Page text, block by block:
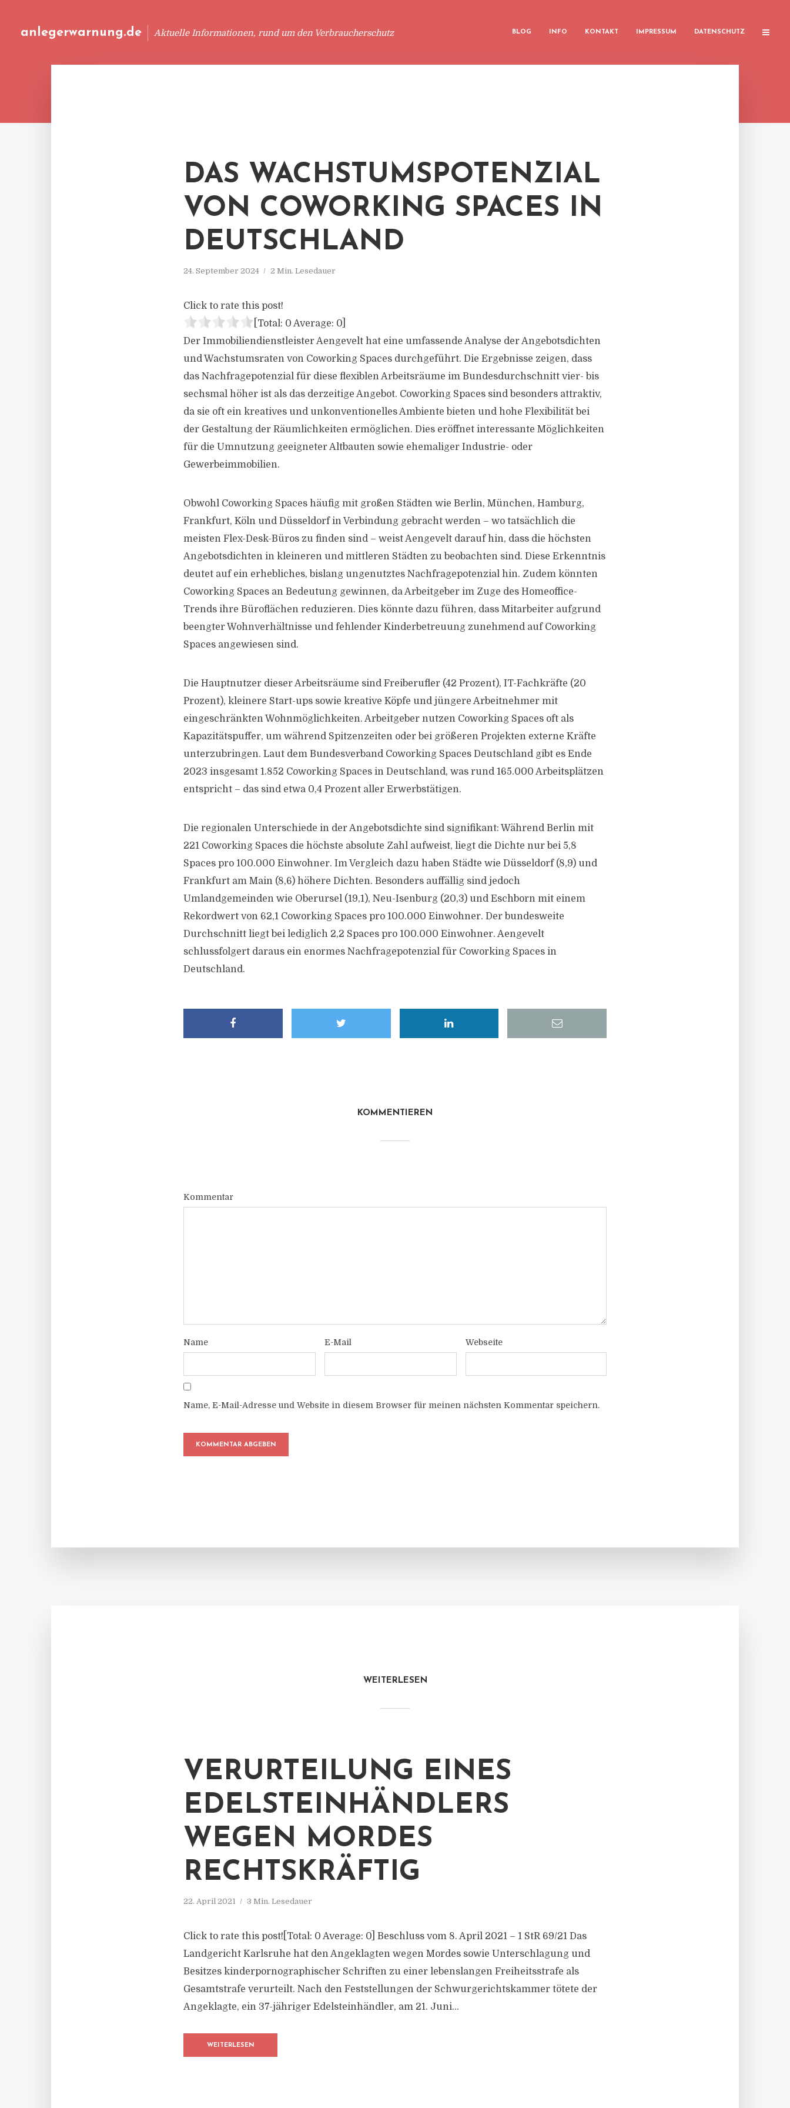
anlegerwarnung.de Aktuelle Informationen, rund um den Verbraucherschutz BLOG INFO KONTAKT IMPRESSUM DATENSCHUTZ
DAS WACHSTUMSPOTENZIAL
VON COWORKING SPACES IN
DEUTSCHLAND
24. September 2024 2 Min. Lesedauer
Click to rate this post!
[Total: 0 Average: 0
Der Immobiliendienstleister Aengevelt hat eine umfassende Analyse der Angebotsdichten
und Wachstumsraten von Coworking Spaces durchgeführt. Die Ergebnisse zeigen, dass
das Nachfragepotenzial für diese flexiblen Arbeitsräume im Bundesdurchschnitt vier- bis
sechsmal höher ist als das derzeitige Angebot. Coworking Spaces sind besonders attraktiv,
da sie oft ein kreatives und unkonventionelles Ambiente bieten und hohe Flexibilität bei
der Gestaltung der Räumlichkeiten ermöglichen. Dies eröffnet interessante Möglichkeiten
für die Umnutzung geeigneter Altbauten sowie ehemaliger Industrie- oder
Gewerbeimmobilien.
Obwohl Coworking Spaces häufig mit großen Städten wie Berlin, München, Hamburg,
Frankfurt, Köln und Düsseldorf in Verbindung gebracht werden – wo tatsächlich die
meisten Flex-Desk-Büros zu finden sind – weist Aengevelt darauf hin, dass die höchsten
Angebotsdichten in kleineren und mittleren Städten zu beobachten sind. Diese Erkenntnis
deutet auf ein erhebliches, bislang ungenutztes Nachfragepotenzial hin. Zudem könnten
Coworking Spaces an Bedeutung gewinnen, da Arbeitgeber im Zuge des Homeoffice-
Trends ihre Büroflächen reduzieren. Dies könnte dazu führen, dass Mitarbeiter aufgrund
beengter Wohnverhältnisse und fehlender Kinderbetreuung zunehmend auf Coworking
Spaces angewiesen sind.
Die Hauptnutzer dieser Arbeitsräume sind Freiberufler (42 Prozent), IT-Fachkräfte (20
Prozent), kleinere Start-ups sowie kreative Köpfe und jüngere Arbeitnehmer mit
eingeschränkten Wohnmöglichkeiten. Arbeitgeber nutzen Coworking Spaces oft als
Kapazitätspuffer, um während Spitzenzeiten oder bei größeren Projekten externe Kräfte
unterzubringen. Laut dem Bundesverband Coworking Spaces Deutschland gibt es Ende
2023 insgesamt 1.852 Coworking Spaces in Deutschland, was rund 165.000 Arbeitsplätzen
entspricht – das sind etwa 0,4 Prozent aller Erwerbstätigen.
Die regionalen Unterschiede in der Angebotsdichte sind signifikant: Während Berlin mit
221 Coworking Spaces die höchste absolute Zahl aufweist, liegt die Dichte nur bei 5,8
Spaces pro 100.000 Einwohner. Im Vergleich dazu haben Städte wie Düsseldorf (8,9) und
Frankfurt am Main (8,6) höhere Dichten. Besonders auffällig sind jedoch
Umlandgemeinden wie Oberursel (19,1), Neu-Isenburg (20,3) und Eschborn mit einem
Rekordwert von 62,1 Coworking Spaces pro 100.000 Einwohner. Der bundesweite
Durchschnitt liegt bei lediglich 2,2 Spaces pro 100.000 Einwohner. Aengevelt
schlussfolgert daraus ein enormes Nachfragepotenzial für Coworking Spaces in
Deutschland.
KOMMENTIEREN
Kommentar
Name E-Mail Webseite
Name, E-Mail-Adresse und Website in diesem Browser für meinen nächsten Kommentar speichern.
WEITERLESEN
VERURTEILUNG EINES
EDELSTEINHÄNDLERS
WEGEN MORDES
RECHTSKRÄFTIG
22. April 2021 3 Min. Lesedauer
Click to rate this post![Total: 0 Average: 0] Beschluss vom 8. April 2021 – 1 StR 69/21 Das
Landgericht Karlsruhe hat den Angeklagten wegen Mordes sowie Unterschlagung und
Besitzes kinderpornographischer Schriften zu einer lebenslangen Freiheitsstrafe als
Gesamtstrafe verurteilt. Nach den Feststellungen der Schwurgerichtskammer tötete der
Angeklagte, ein 37-jähriger Edelsteinhändler, am 21. Juni...
WEITERLESEN